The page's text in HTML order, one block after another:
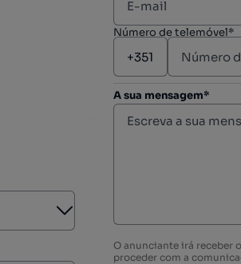
Aberto
Número de telemóvel*
A sua mensagem*
O anunciante irá receber
proceder com a